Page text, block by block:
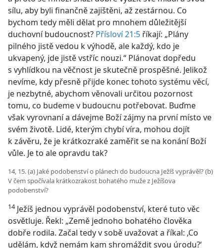
sílu, aby byli finančně zajištěni, až zestárnou. Co
bychom tedy měli dělat pro mnohem důležitější
duchovní budoucnost? Přísloví 21:5 říkají: „Plány
pilného jistě vedou k výhodě, ale každý, kdo je
ukvapený, jde jistě vstříc nouzi.“ Plánovat dopředu
s vyhlídkou na věčnost je skutečně prospěšné. Jelikož
nevíme, kdy přesně přijde konec tohoto systému věcí,
je nezbytné, abychom věnovali určitou pozornost
tomu, co budeme v budoucnu potřebovat. Buďme
však vyrovnaní a dávejme Boží zájmy na první místo ve
svém životě. Lidé, kterým chybí víra, mohou dojít
k závěru, že je krátkozraké zaměřit se na konání Boží
vůle. Je to ale opravdu tak?
14, 15. (a) Jaké podobenství o plánech do budoucna Ježíš vyprávěl? (b)
V čem spočívala krátkozrakost bohatého muže z Ježíšova
podobenství?
14Ježíš jednou vyprávěl podobenství, které tuto věc
osvětluje. Řekl: „Země jednoho bohatého člověka
dobře rodila. Začal tedy v sobě uvažovat a říkal: ‚Co
udělám, když nemám kam shromáždit svou úrodu?‘